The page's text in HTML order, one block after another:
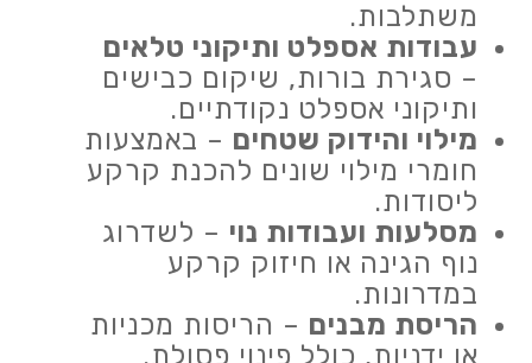
משתלבות.
עבודות אספלט ותיקוני טלאים
– סגירת בורות, שיקום כבישים
ותיקוני אספלט נקודתיים.
מילוי והידוק שטחים – באמצעות
חומרי מילוי שונים להכנת קרקע
ליסודות.
מסלעות ועבודות נוי – לשדרוג
נוף הגינה או חיזוק קרקע
במדרונות.
הריסת מבנים – הריסות מכניות
או ידניות, כולל פינוי פסולת.